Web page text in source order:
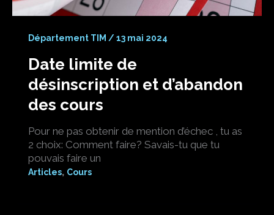
Département TIM /13 mai 2024
Date limite de
désinscription et d’abandon
des cours
Pour ne pas obtenir de mention d’échec , tu as
2 choix: Comment faire? Savais-tu que tu
pouvais faire un
Articles, Cours